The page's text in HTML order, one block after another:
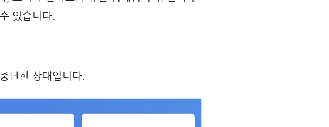
있습니다.
단한 상태입니다.